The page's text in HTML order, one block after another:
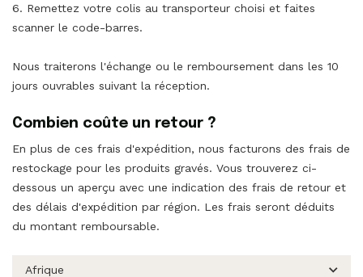
6. Remettez votre colis au transporteur choisi et faites
scanner le code-barres.
Nous traiterons l'échange ou le remboursement dans les 10
jours ouvrables suivant la réception.
Combien coûte un retour ?
En plus de ces frais d'expédition, nous facturons des frais de
restockage pour les produits gravés. Vous trouverez ci-
dessous un aperçu avec une indication des frais de retour et
des délais d'expédition par région. Les frais seront déduits
du montant remboursable.
Afrique